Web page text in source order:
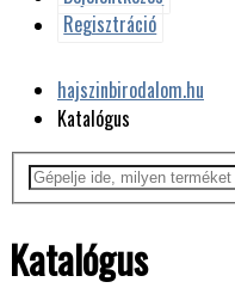
Regisztráció
hajszinbirodalom.hu
Katalógus
Katalógus